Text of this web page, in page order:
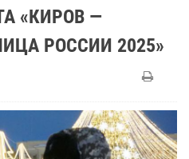
«КИРОВ —
РОССИИ 2025»